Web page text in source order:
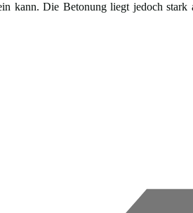
kann. Die Betonung liegt jedoch stark